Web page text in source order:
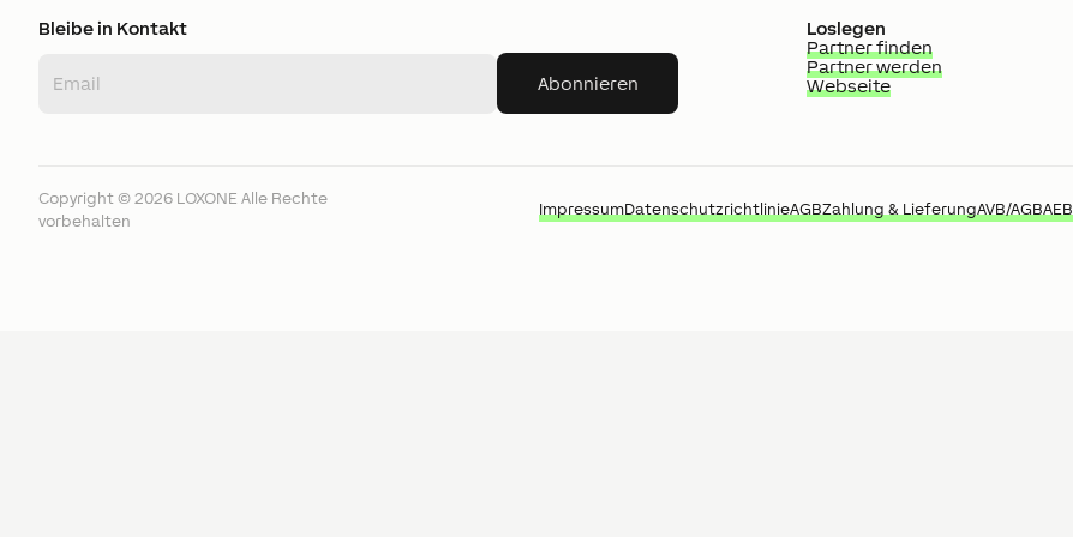
Bleibe in Kontakt
Abonnieren
Loslegen
Partner finden
Partner werden
Webseite
Copyright © 2026 LOXONE Alle Rechte
vorbehalten
ImpressumDatenschutzrichtlinieAGBZahlung & LieferungAVB/AGBAEB